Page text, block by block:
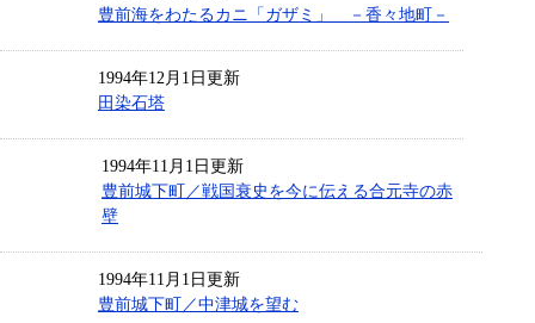
豊前海をわたるカニ「ガザミ」 －香々地町－
1994年12月1日更新
田染石塔
1994年11月1日更新
豊前城下町／戦国衰史を今に伝える合元寺の赤
壁
1994年11月1日更新
豊前城下町／中津城を望む